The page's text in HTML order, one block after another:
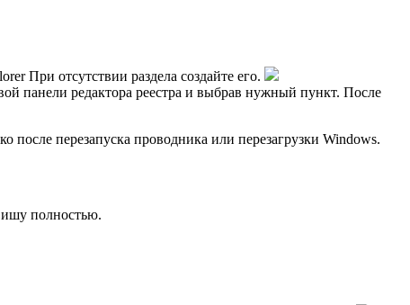
При отсутствии раздела создайте его.
панели редактора реестра и выбрав нужный пункт. После
после перезапуска проводника или перезагрузки Windows.
полностью.